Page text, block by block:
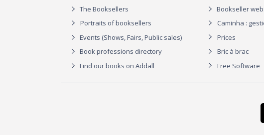
The Booksellers
Portraits of booksellers
Events (Shows, Fairs, Public sales)
Book professions directory
Find our books on Addall
Bookseller
Caminha :
Prices
Bric à brac
Free Software